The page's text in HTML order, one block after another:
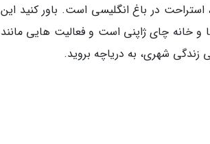
در باغ انگلیسی است. باور کنید این
خانه چای ژاپنی است و فعالیت هایی مانند
زندگی شهری، به دریاچه بروید.